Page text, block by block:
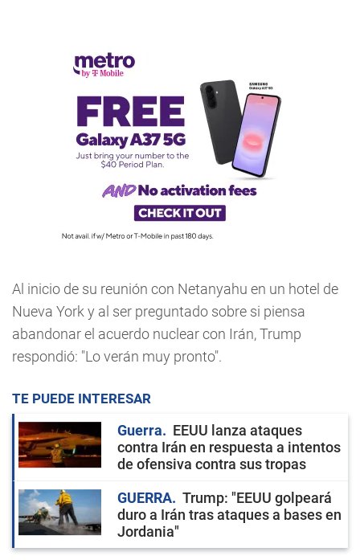
Al inicio de su reunión con Netanyahu en un hotel de
Nueva York y al ser preguntado sobre si piensa
abandonar el acuerdo nuclear con Irán, Trump
respondió: "Lo verán muy pronto".
TE PUEDE INTERESAR
Guerra
EEUU lanza ataques
contra Irán en respuesta a intentos
de ofensiva contra sus tropas
GUERRA
Trump: "EEUU golpeará
duro a Irán tras ataques a bases en
Jordania"